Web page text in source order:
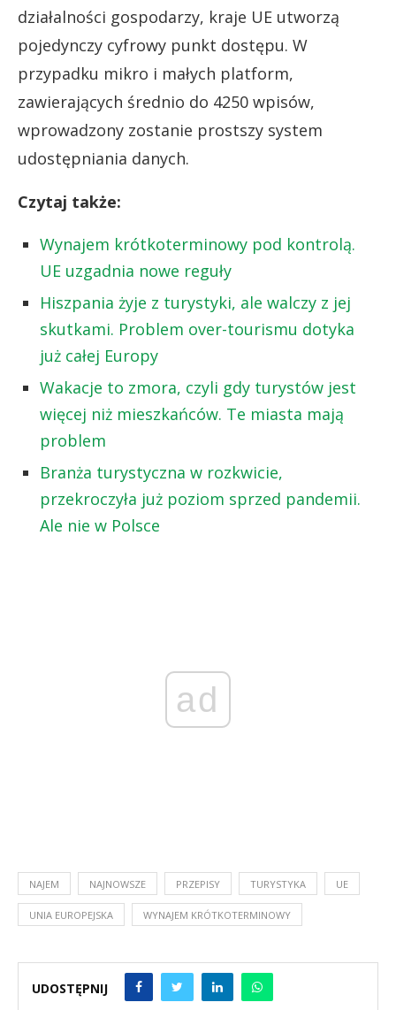
działalności gospodarzy, kraje UE utworzą
pojedynczy cyfrowy punkt dostępu. W
przypadku mikro i małych platform,
zawierających średnio do 4250 wpisów,
wprowadzony zostanie prostszy system
udostępniania danych.
Czytaj także:
Wynajem krótkoterminowy pod kontrolą.
UE uzgadnia nowe reguły
Hiszpania żyje z turystyki, ale walczy z jej
skutkami. Problem over-tourismu dotyka
już całej Europy
Wakacje to zmora, czyli gdy turystów jest
więcej niż mieszkańców. Te miasta mają
problem
Branża turystyczna w rozkwicie,
przekroczyła już poziom sprzed pandemii.
Ale nie w Polsce
ad
NAJEM NAJNOWSZE PRZEPISY TURYSTYKA UE
UNIA EUROPEJSKA WYNAJEM KRÓTKOTERMINOWY
UDOSTĘPNIJ